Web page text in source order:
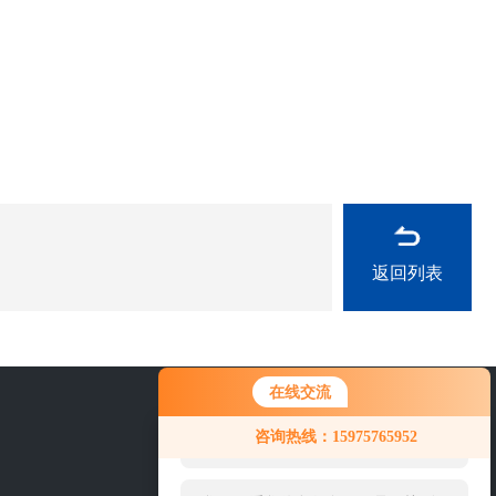
在线交流
咨询热线：15975765952
您好！欢迎前来咨询，很高兴为您
服务，请问您要咨询什么问题呢？
返回列表
0757-63529918